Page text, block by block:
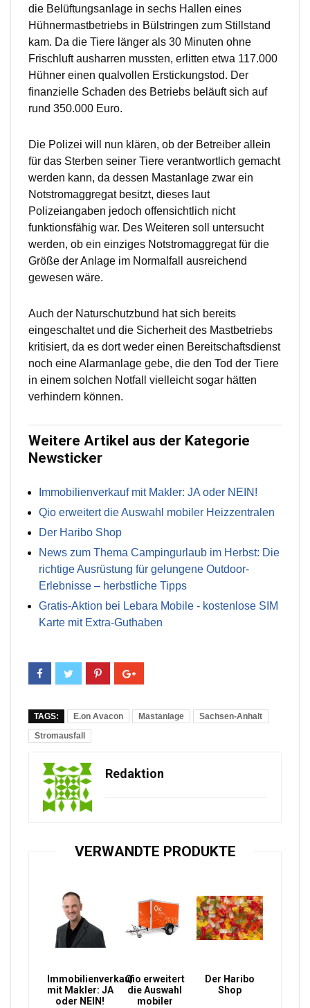
die Belüftungsanlage in sechs Hallen eines
Hühnermastbetriebs in Bülstringen zum Stillstand
kam. Da die Tiere länger als 30 Minuten ohne
Frischluft ausharren mussten, erlitten etwa 117.000
Hühner einen qualvollen Erstickungstod. Der
finanzielle Schaden des Betriebs beläuft sich auf
rund 350.000 Euro.
Die Polizei will nun klären, ob der Betreiber allein
für das Sterben seiner Tiere verantwortlich gemacht
werden kann, da dessen Mastanlage zwar ein
Notstromaggregat besitzt, dieses laut
Polizeiangaben jedoch offensichtlich nicht
funktionsfähig war. Des Weiteren soll untersucht
werden, ob ein einziges Notstromaggregat für die
Größe der Anlage im Normalfall ausreichend
gewesen wäre.
Auch der Naturschutzbund hat sich bereits
eingeschaltet und die Sicherheit des Mastbetriebs
kritisiert, da es dort weder einen Bereitschaftsdienst
noch eine Alarmanlage gebe, die den Tod der Tiere
in einem solchen Notfall vielleicht sogar hätten
verhindern können.
Weitere Artikel aus der Kategorie
Newsticker
Immobilienverkauf mit Makler: JA oder NEIN!
Qio erweitert die Auswahl mobiler Heizzentralen
Der Haribo Shop
News zum Thema Campingurlaub im Herbst: Die
richtige Ausrüstung für gelungene Outdoor-
Erlebnisse – herbstliche Tipps
Gratis-Aktion bei Lebara Mobile - kostenlose SIM
Karte mit Extra-Guthaben
TAGS: E.on Avacon Mastanlage
Sachsen-Anhalt
Stromausfall
Redaktion
VERWANDTE PRODUKTE
Immobilienverkauf
mit Makler: JA
oder NEIN!
Qio erweitert
die Auswahl
mobiler
Der Haribo
Shop